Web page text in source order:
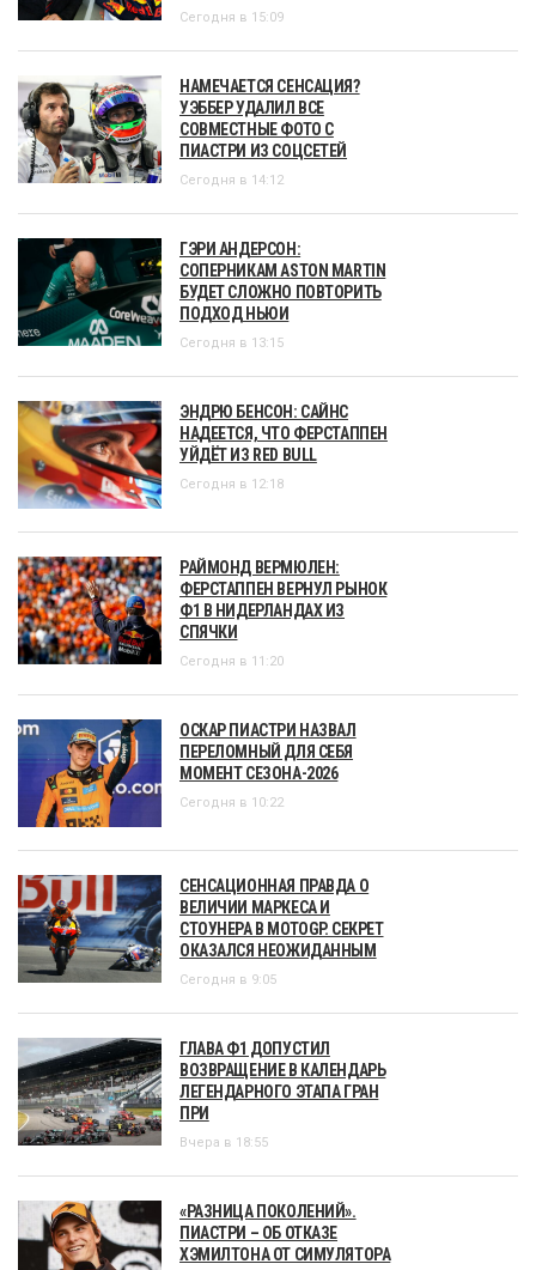
Сегодня в 15:09
НАМЕЧАЕТСЯ СЕНСАЦИЯ?
УЭББЕР УДАЛИЛ ВСЕ
СОВМЕСТНЫЕ ФОТО С
ПИАСТРИ ИЗ СОЦСЕТЕЙ
Сегодня в 14:12
ГЭРИ АНДЕРСОН:
СОПЕРНИКАМ ASTON MARTIN
БУДЕТ СЛОЖНО ПОВТОРИТЬ
ПОДХОД НЬЮИ
Сегодня в 13:15
ЭНДРЮ БЕНСОН: САЙНС
НАДЕЕТСЯ, ЧТО ФЕРСТАППЕН
УЙДЁТ ИЗ RED BULL
Сегодня в 12:18
РАЙМОНД ВЕРМЮЛЕН:
ФЕРСТАППЕН ВЕРНУЛ РЫНОК
Ф1 В НИДЕРЛАНДАХ ИЗ
СПЯЧКИ
Сегодня в 11:20
ОСКАР ПИАСТРИ НАЗВАЛ
ПЕРЕЛОМНЫЙ ДЛЯ СЕБЯ
МОМЕНТ СЕЗОНА-2026
Сегодня в 10:22
СЕНСАЦИОННАЯ ПРАВДА О
ВЕЛИЧИИ МАРКЕСА И
СТОУНЕРА В MOTOGP. СЕКРЕТ
ОКАЗАЛСЯ НЕОЖИДАННЫМ
Сегодня в 9:05
ГЛАВА Ф1 ДОПУСТИЛ
ВОЗВРАЩЕНИЕ В КАЛЕНДАРЬ
ЛЕГЕНДАРНОГО ЭТАПА ГРАН
ПРИ
Вчера в 18:55
«РАЗНИЦА ПОКОЛЕНИЙ».
ПИАСТРИ – ОБ ОТКАЗЕ
ХЭМИЛТОНА ОТ СИМУЛЯТОРА